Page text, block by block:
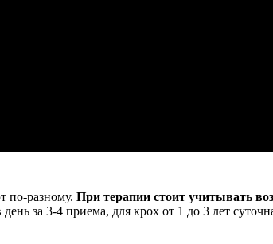
по-разному. При терапии стоит учитывать
за 3-4 приема, для крох от 1 до 3 лет